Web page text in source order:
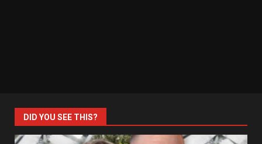
DID YOU SEE THIS?